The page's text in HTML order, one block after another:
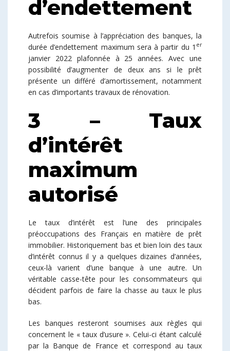
d’endettement
Autrefois soumise à l’appréciation des banques, la
durée d’endettement maximum sera à partir du 1 er
janvier 2022 plafonnée à 25 années. Avec une
possibilité d’augmenter de deux ans si le prêt
présente un différé d’amortissement, notamment
en cas d’importants travaux de rénovation.
3 – Taux
d’intérêt
maximum
autorisé
Le taux d’intérêt est l’une des principales
préoccupations des Français en matière de prêt
immobilier. Historiquement bas et bien loin des taux
d’intérêt connus il y a quelques dizaines d’années,
ceux-là varient d’une banque à une autre. Un
véritable casse-tête pour les consommateurs qui
décident parfois de faire la chasse au taux le plus
bas.
Les banques resteront soumises aux règles qui
concernent le « taux d’usure ». Celui-ci étant calculé
par la Banque de France et correspond au taux